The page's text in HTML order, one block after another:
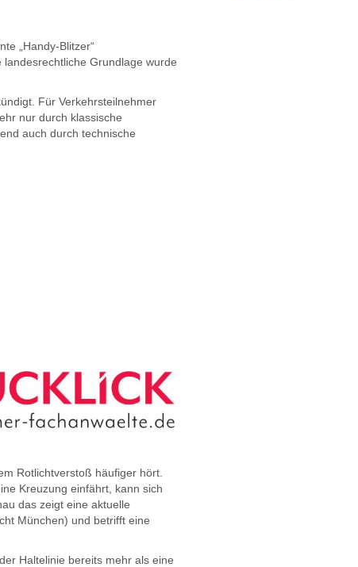
„Handy-Blitzer“
Grundlage wurde
Für Verkehrsteilnehmer
nur durch klassische
auch durch technische
Rotlichtverstoß häufiger hört.
Kreuzung einfährt, kann sich
das zeigt eine aktuelle
München) und betrifft eine
Haltelinie bereits mehr als eine